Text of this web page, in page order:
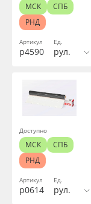
Артикул
р4590
Ед.
рул.
МСК
СПБ
РНД
Артикул
р0614
Ед.
рул.
Доступно
МСК
СПБ
РНД